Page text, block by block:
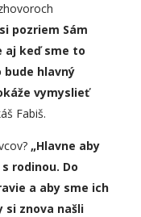
pozriem Sám
aj keď sme to
hlavný
vymyslieť
Fabiš.
„Hlavne aby
s rodinou. Do
a aby sme ich
si znova našli